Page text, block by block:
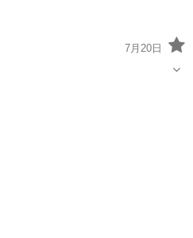
7月20日